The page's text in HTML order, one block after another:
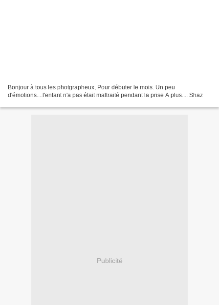
Bonjour à tous les photgrapheux, Pour débuter le mois. Un peu
d'émotions....l'enfant n'a pas était maltraité pendant la prise A plus.... Shaz
Publicité